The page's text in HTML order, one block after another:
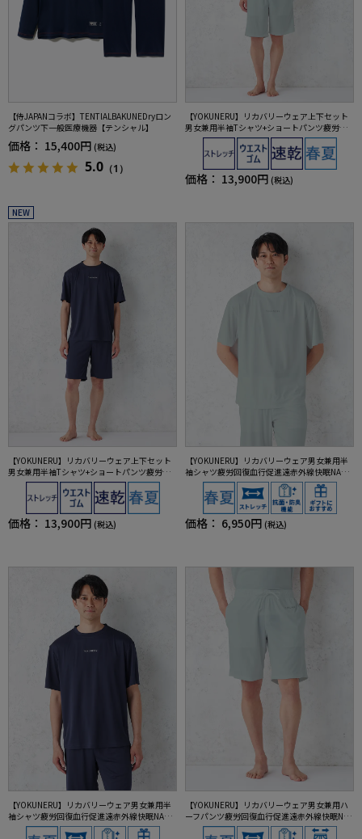
【侍JAPANコラボ】TENTIALBAKUNEDryロン
グパンツ下一般医療機器【テンシャル】
価格： 15,400円 (税込)
5.0 （1）
【YOKUNERU】リカバリーウェア上下セット
男女兼用半袖Tシャツ+ショートパンツ疲労回
復血行促進遠赤外線快眠NANOMIX(R)【一般医
療機器】SS～LLサイズ
価格： 13,900円 (税込)
NEW
【YOKUNERU】リカバリーウェア上下セット
男女兼用半袖Tシャツ+ショートパンツ疲労回
復血行促進遠赤外線快眠NANOMIX(R)【一般医
療機器】SS～LLサイズ
価格： 13,900円 (税込)
【YOKUNERU】リカバリーウェア男女兼用半
袖シャツ疲労回復血行促進遠赤外線快眠NANO
MIX(R)【一般医療機器】SS～LLサイズ
価格： 6,950円 (税込)
【YOKUNERU】リカバリーウェア男女兼用半
袖シャツ疲労回復血行促進遠赤外線快眠NANO
MIX(R)【一般医療機器】SS～LLサイズ
【YOKUNERU】リカバリーウェア男女兼用ハ
ーフパンツ疲労回復血行促進遠赤外線快眠NA
NOMIX(R)【一般医療機器】SS～LLサイズ